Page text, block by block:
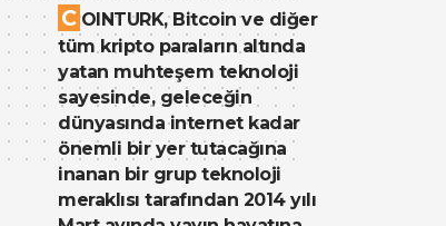
C OINTURK, Bitcoin ve diğer
tüm kripto paraların altında
yatan muhteşem teknoloji
sayesinde, geleceğin
dünyasında internet kadar
önemli bir yer tutacağına
inanan bir grup teknoloji
meraklısı tarafından 2014 yılı